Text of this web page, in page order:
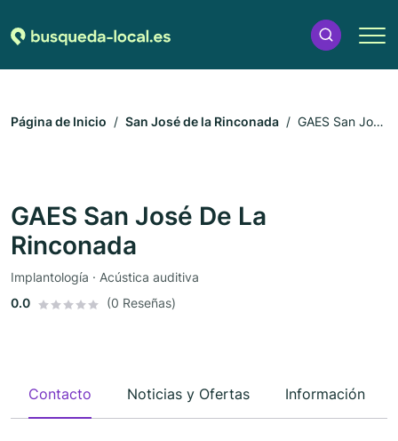
Página de Inicio San José de la Rinconada
GAES San José
GAES San José De La
Rinconada
Implantología · Acústica auditiva
0.0
(0 Reseñas)
Contacto Noticias y Ofertas Información